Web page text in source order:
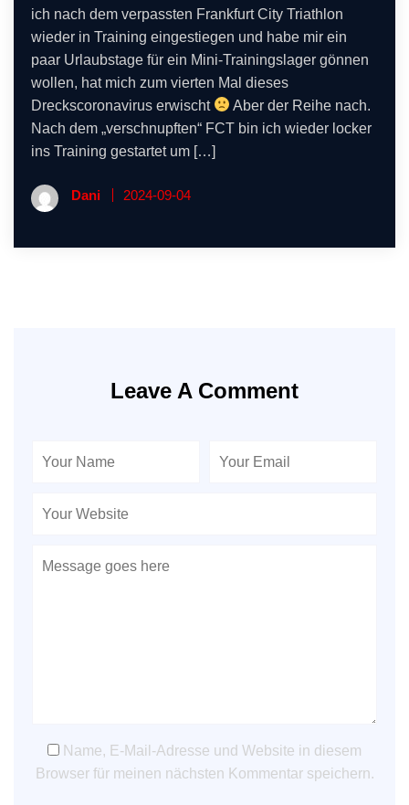
ich nach dem verpassten Frankfurt City Triathlon
wieder in Training eingestiegen und habe mir ein
paar Urlaubstage für ein Mini-Trainingslager gönnen
wollen, hat mich zum vierten Mal dieses
Dreckscoronavirus erwischt
Aber der Reihe nach.
Nach dem „verschnupften“ FCT bin ich wieder locker
ins Training gestartet um […]
Dani 2024-09-04
Leave A Comment
Name, E-Mail-Adresse und Website in diesem
Browser für meinen nächsten Kommentar speichern.